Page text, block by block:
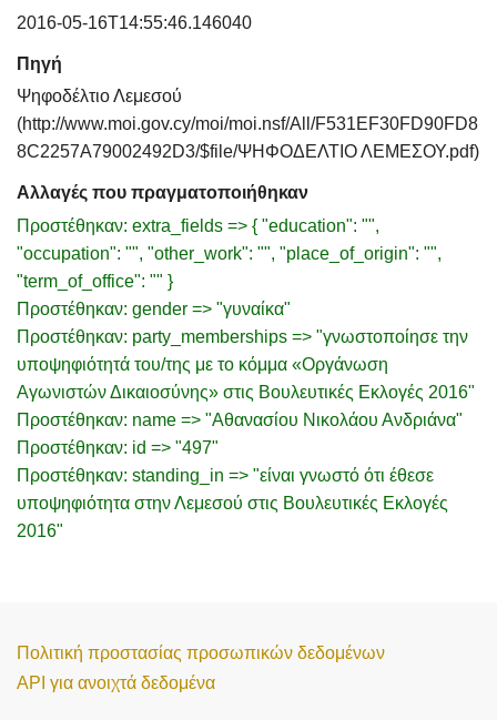
2016-05-16T14:55:46.146040
Πηγή
Ψηφοδέλτιο Λεμεσού
(http://www.moi.gov.cy/moi/moi.nsf/All/F531EF30FD90FD8
8C2257A79002492D3/$file/ΨΗΦΟΔΕΛΤΙΟ ΛΕΜΕΣΟΥ.pdf)
Αλλαγές που πραγματοποιήθηκαν
Προστέθηκαν: extra_fields => { "education": "",
"occupation": "", "other_work": "", "place_of_origin": "",
"term_of_office": "" }
Προστέθηκαν: gender => "γυναίκα"
Προστέθηκαν: party_memberships => "γνωστοποίησε την
υποψηφιότητά του/της με το κόμμα «Οργάνωση
Αγωνιστών Δικαιοσύνης» στις Βουλευτικές Εκλογές 2016"
Προστέθηκαν: name => "Αθανασίου Νικολάου Ανδριάνα"
Προστέθηκαν: id => "497"
Προστέθηκαν: standing_in => "είναι γνωστό ότι έθεσε
υποψηφιότητα στην Λεμεσού στις Βουλευτικές Εκλογές
2016"
Πολιτική προστασίας προσωπικών δεδομένων
API για ανοιχτά δεδομένα